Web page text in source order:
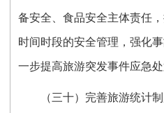
备安全、食品安全主体责任
时间时段的安全管理，强化
一步提高旅游突发事件应急处
（三十）完善旅游统计